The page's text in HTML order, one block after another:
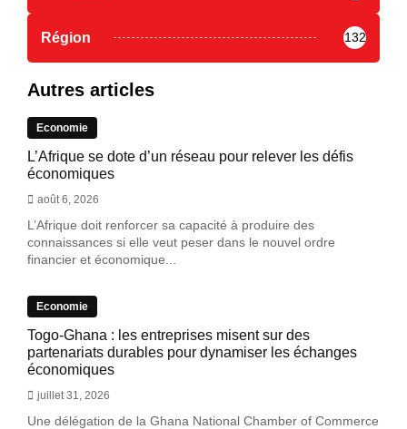
Région 132
Autres articles
Economie
L’Afrique se dote d’un réseau pour relever les défis
économiques
août 6, 2026
L’Afrique doit renforcer sa capacité à produire des
connaissances si elle veut peser dans le nouvel ordre
financier et économique...
Economie
Togo-Ghana : les entreprises misent sur des
partenariats durables pour dynamiser les échanges
économiques
juillet 31, 2026
Une délégation de la Ghana National Chamber of Commerce